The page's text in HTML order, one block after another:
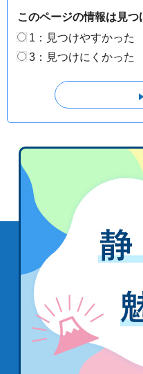
このページの情報は見つ
1：見つけやすかった
3：見つけにくかった